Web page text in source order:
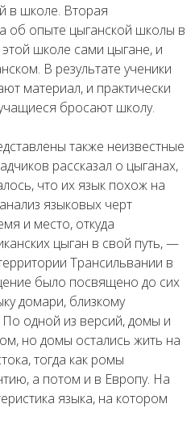
в школе. Вторая
об опыте цыганской школы в
школе сами цыгане, и
В результате ученики
материал, и практически
бросают школу.
также неизвестные
рассказал о цыганах,
что их язык похож на
языковых черт
и место, откуда
цыган в свой путь, —
Трансильвании в
было посвящено до сих
домари, близкому
По одной из версий, домы и
но домы остались жить на
тогда как ромы
а потом и в Европу. На
языка, на котором